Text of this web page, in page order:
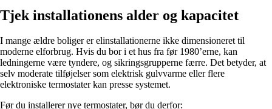
Tjek installationens alder og kapacitet
I mange ældre boliger er elinstallationerne ikke dimensioneret til
moderne elforbrug. Hvis du bor i et hus fra før 1980’erne, kan
ledningerne være tyndere, og sikringsgrupperne færre. Det betyder, at
selv moderate tilføjelser som elektrisk gulvvarme eller flere
elektroniske termostater kan presse systemet.
Før du installerer nye termostater, bør du derfor: